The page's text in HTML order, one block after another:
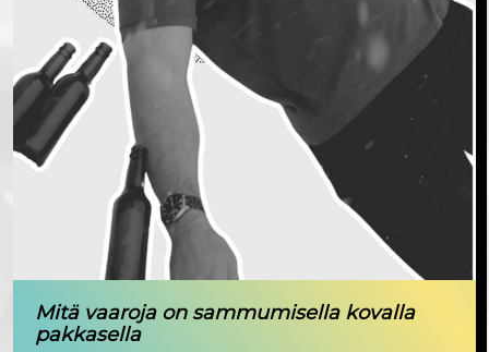
Mitä vaaroja on sammumisella kovalla
pakkasella